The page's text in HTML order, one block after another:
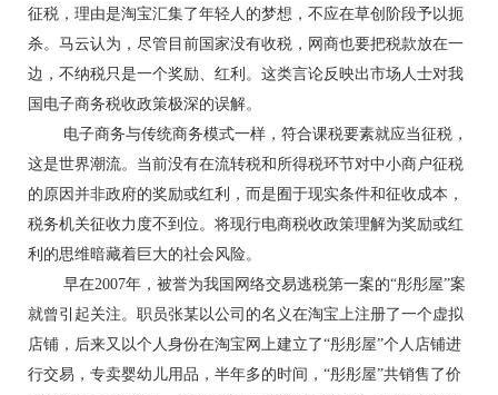
征税，理由是淘宝汇集了年轻人的梦想，不应在草创阶段予以扼
杀。马云认为，尽管目前国家没有收税，网商也要把税款放在一
边，不纳税只是一个奖励、红利。这类言论反映出市场人士对我
国电子商务税收政策极深的误解。
电子商务与传统商务模式一样，符合课税要素就应当征税，
这是世界潮流。当前没有在流转税和所得税环节对中小商户征税
的原因并非政府的奖励或红利，而是囿于现实条件和征收成本，
税务机关征收力度不到位。将现行电商税收政策理解为奖励或红
利的思维暗藏着巨大的社会风险。
早在2007年，被誉为我国网络交易逃税第一案的“彤彤屋”案
就曾引起关注。职员张某以公司的名义在淘宝上注册了一个虚拟
店铺，后来又以个人身份在淘宝网上建立了“彤彤屋”个人店铺进
行交易，专卖婴幼儿用品，半年多的时间，“彤彤屋”共销售了价